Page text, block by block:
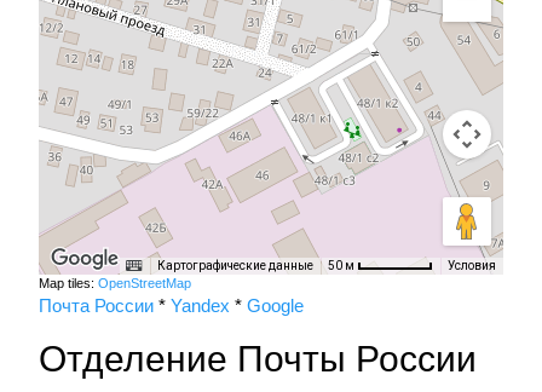
Картографические данные 50 м Условия
Map tiles: OpenStreetMap
Почта России * Yandex * Google
Отделение Почты России